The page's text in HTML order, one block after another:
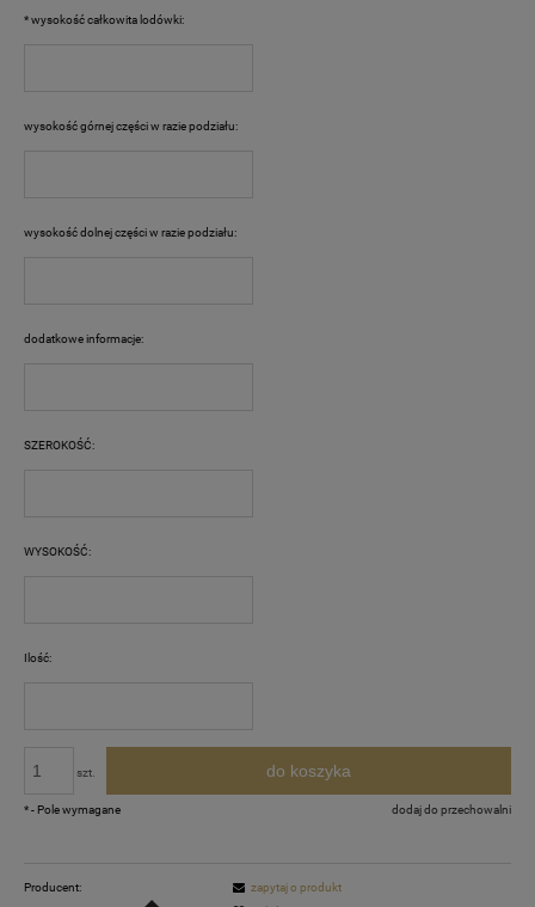
*wysokość całkowita lodówki:
wysokość górnej części w razie podziału:
wysokość dolnej części w razie podziału:
dodatkowe informacje:
SZEROKOŚĆ:
WYSOKOŚĆ:
Ilość:
szt. do koszyka
dodaj do przechowalni
*- Pole wymagane
Producent:
zapytaj o produkt